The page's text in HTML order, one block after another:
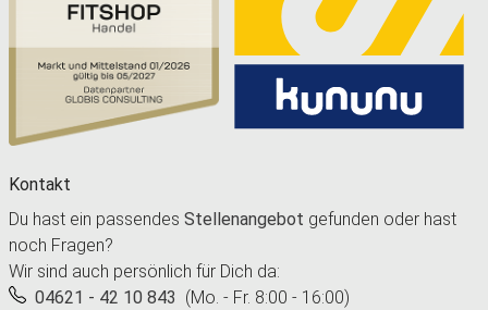
Kontakt
Du hast ein passendes Stellenangebot gefunden oder hast
noch Fragen?
Wir sind auch persönlich für Dich da:
04621 - 42 10 843 (Mo. - Fr. 8:00 - 16:00)